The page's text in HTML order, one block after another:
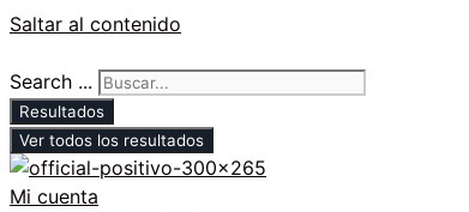
Saltar al contenido
Search ...
Resultados
Ver todos los resultados
Mi cuenta